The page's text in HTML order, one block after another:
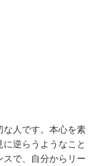
な人です。本心を素
逆らうようなこと
で、自分からリー